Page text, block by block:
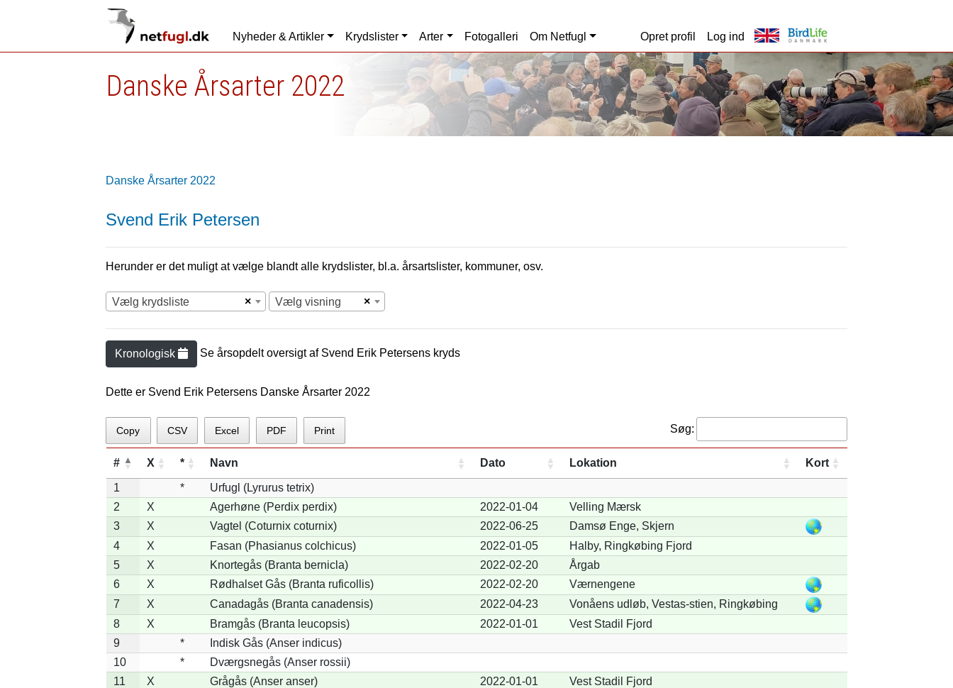
Nyheder & Artikler Krydslister Arter Fotogalleri Om Netfugl Opret profil Log ind
Danske Årsarter 2022
Danske Årsarter 2022
Svend Erik Petersen
Herunder er det muligt at vælge blandt alle krydslister, bl.a. årsartslister, kommuner, osv.
×
Vælg krydsliste ×
Vælg visning
Kronologisk Se årsopdelt oversigt af Svend Erik Petersens kryds
Dette er Svend Erik Petersens Danske Årsarter 2022
Copy CSV Excel PDF Print Søg:
# X * Navn Dato Lokation Kort
1 *
Urfugl (Lyrurus tetrix)
2
X Agerhøne (Perdix perdix) 2022-01-04
Velling Mærsk
3
X Vagtel (Coturnix coturnix) 2022-06-25
Damsø Enge, Skjern
4
X Fasan (Phasianus colchicus) 2022-01-05
Halby, Ringkøbing Fjord
5
X Knortegås (Branta bernicla) 2022-02-20
Årgab
6
X Rødhalset Gås (Branta ruficollis) 2022-02-20
Værnengene
7
X Canadagås (Branta canadensis) 2022-04-23
Vonåens udløb, Vestas-stien, Ringkøbing
8
X Bramgås (Branta leucopsis) 2022-01-01
Vest Stadil Fjord
9
*
Indisk Gås (Anser indicus)
10
*
Dværgsnegås (Anser rossii)
11
X Grågås (Anser anser) 2022-01-01
Vest Stadil Fjord